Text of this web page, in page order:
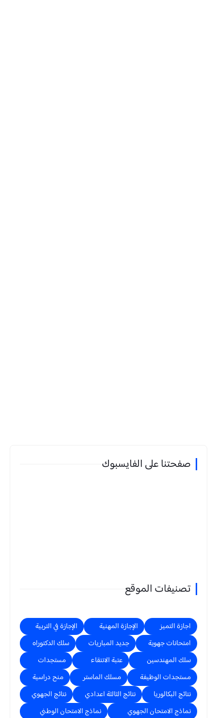
صفحتنا على الفايسبوك
تصنيفات الموقع
اجازة التميز الإجازة المهنية
الإجازة في التربية
امتحانات جهوية
جديد المباريات
سلك الدكتوراه
سلك المهندسين
عتبة الانتقاء
مستجدات
مستجدات الوظيفة
مسلك الماستر
منح دراسية
نتائج البكالوريا
نتائج الثالثة اعدادي
نتائج الجهوي
نماذج الامتحان الجهوي
نماذج الامتحان الوطني